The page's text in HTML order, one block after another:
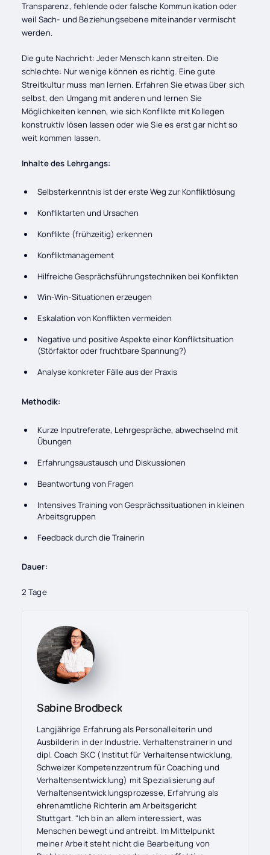
Transparenz, fehlende oder falsche Kommunikation oder
weil Sach- und Beziehungsebene miteinander vermischt
werden.
Die gute Nachricht: Jeder Mensch kann streiten. Die
schlechte: Nur wenige können es richtig. Eine gute
Streitkultur muss man lernen. Erfahren Sie etwas über sich
selbst, den Umgang mit anderen und lernen Sie
Möglichkeiten kennen, wie sich Konflikte mit Kollegen
konstruktiv lösen lassen oder wie Sie es erst gar nicht so
weit kommen lassen.
Inhalte des Lehrgangs:
Selbsterkenntnis ist der erste Weg zur Konfliktlösung
Konfliktarten und Ursachen
Konflikte (frühzeitig) erkennen
Konfliktmanagement
Hilfreiche Gesprächsführungstechniken bei Konflikten
Win-Win-Situationen erzeugen
Eskalation von Konflikten vermeiden
Negative und positive Aspekte einer Konfliktsituation
(Störfaktor oder fruchtbare Spannung?)
Analyse konkreter Fälle aus der Praxis
Methodik:
Kurze Inputreferate, Lehrgespräche, abwechselnd mit
Übungen
Erfahrungsaustausch und Diskussionen
Beantwortung von Fragen
Intensives Training von Gesprächssituationen in kleinen
Arbeitsgruppen
Feedback durch die Trainerin
Dauer:
2 Tage
Sabine Brodbeck
Langjährige Erfahrung als Personalleiterin und
Ausbilderin in der Industrie. Verhaltenstrainerin und
dipl. Coach SKC (Institut für Verhaltensentwicklung,
Schweizer Kompetenzzentrum für Coaching und
Verhaltensentwicklung) mit Spezialisierung auf
Verhaltensentwicklungsprozesse, Erfahrung als
ehrenamtliche Richterin am Arbeitsgericht
Stuttgart. "Ich bin an allem interessiert, was
Menschen bewegt und antreibt. Im Mittelpunkt
meiner Arbeit steht nicht die Bearbeitung von